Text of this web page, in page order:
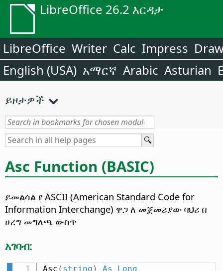
LibreOffice 26.2 እርዳታ
LibreOffice Writer Calc Impress
English (USA) አማርኛ Arabic Asturian
ይዞታዎች
Asc Function (BASIC)
ይመልሳል የ ASCII (American Standard Code for
Information Interchange) ዋጋ ለ መጀመሪያው ባህሪ በ
ሀረግ መግለጫ ውስጥ
አገባብ:
Asc ( string ) As Long